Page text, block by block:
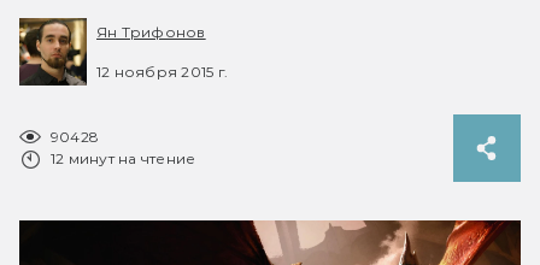
Ян Трифонов
12 ноября 2015 г.
90428
12 минут на чтение